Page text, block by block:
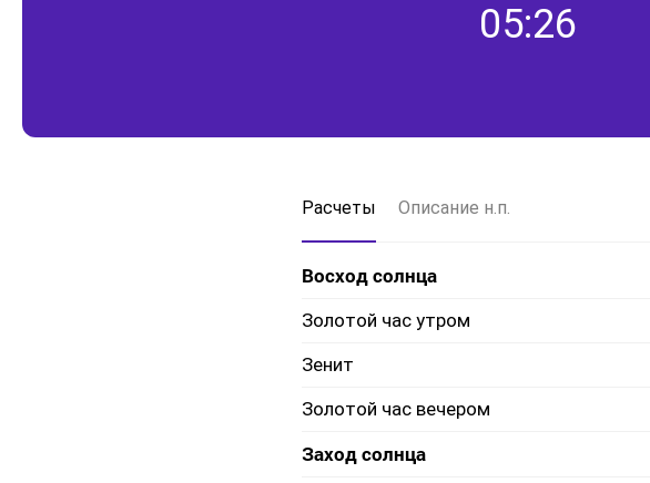
05:26
Расчеты Описание н.п.
Восход солнца
Золотой час утром
Зенит
Золотой час вечером
Заход солнца